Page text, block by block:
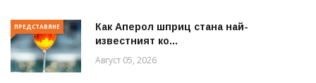
ПРЕДСТАВЯНЕ
Как Аперол шприц стана най-
известният ко...
Август 05, 2026